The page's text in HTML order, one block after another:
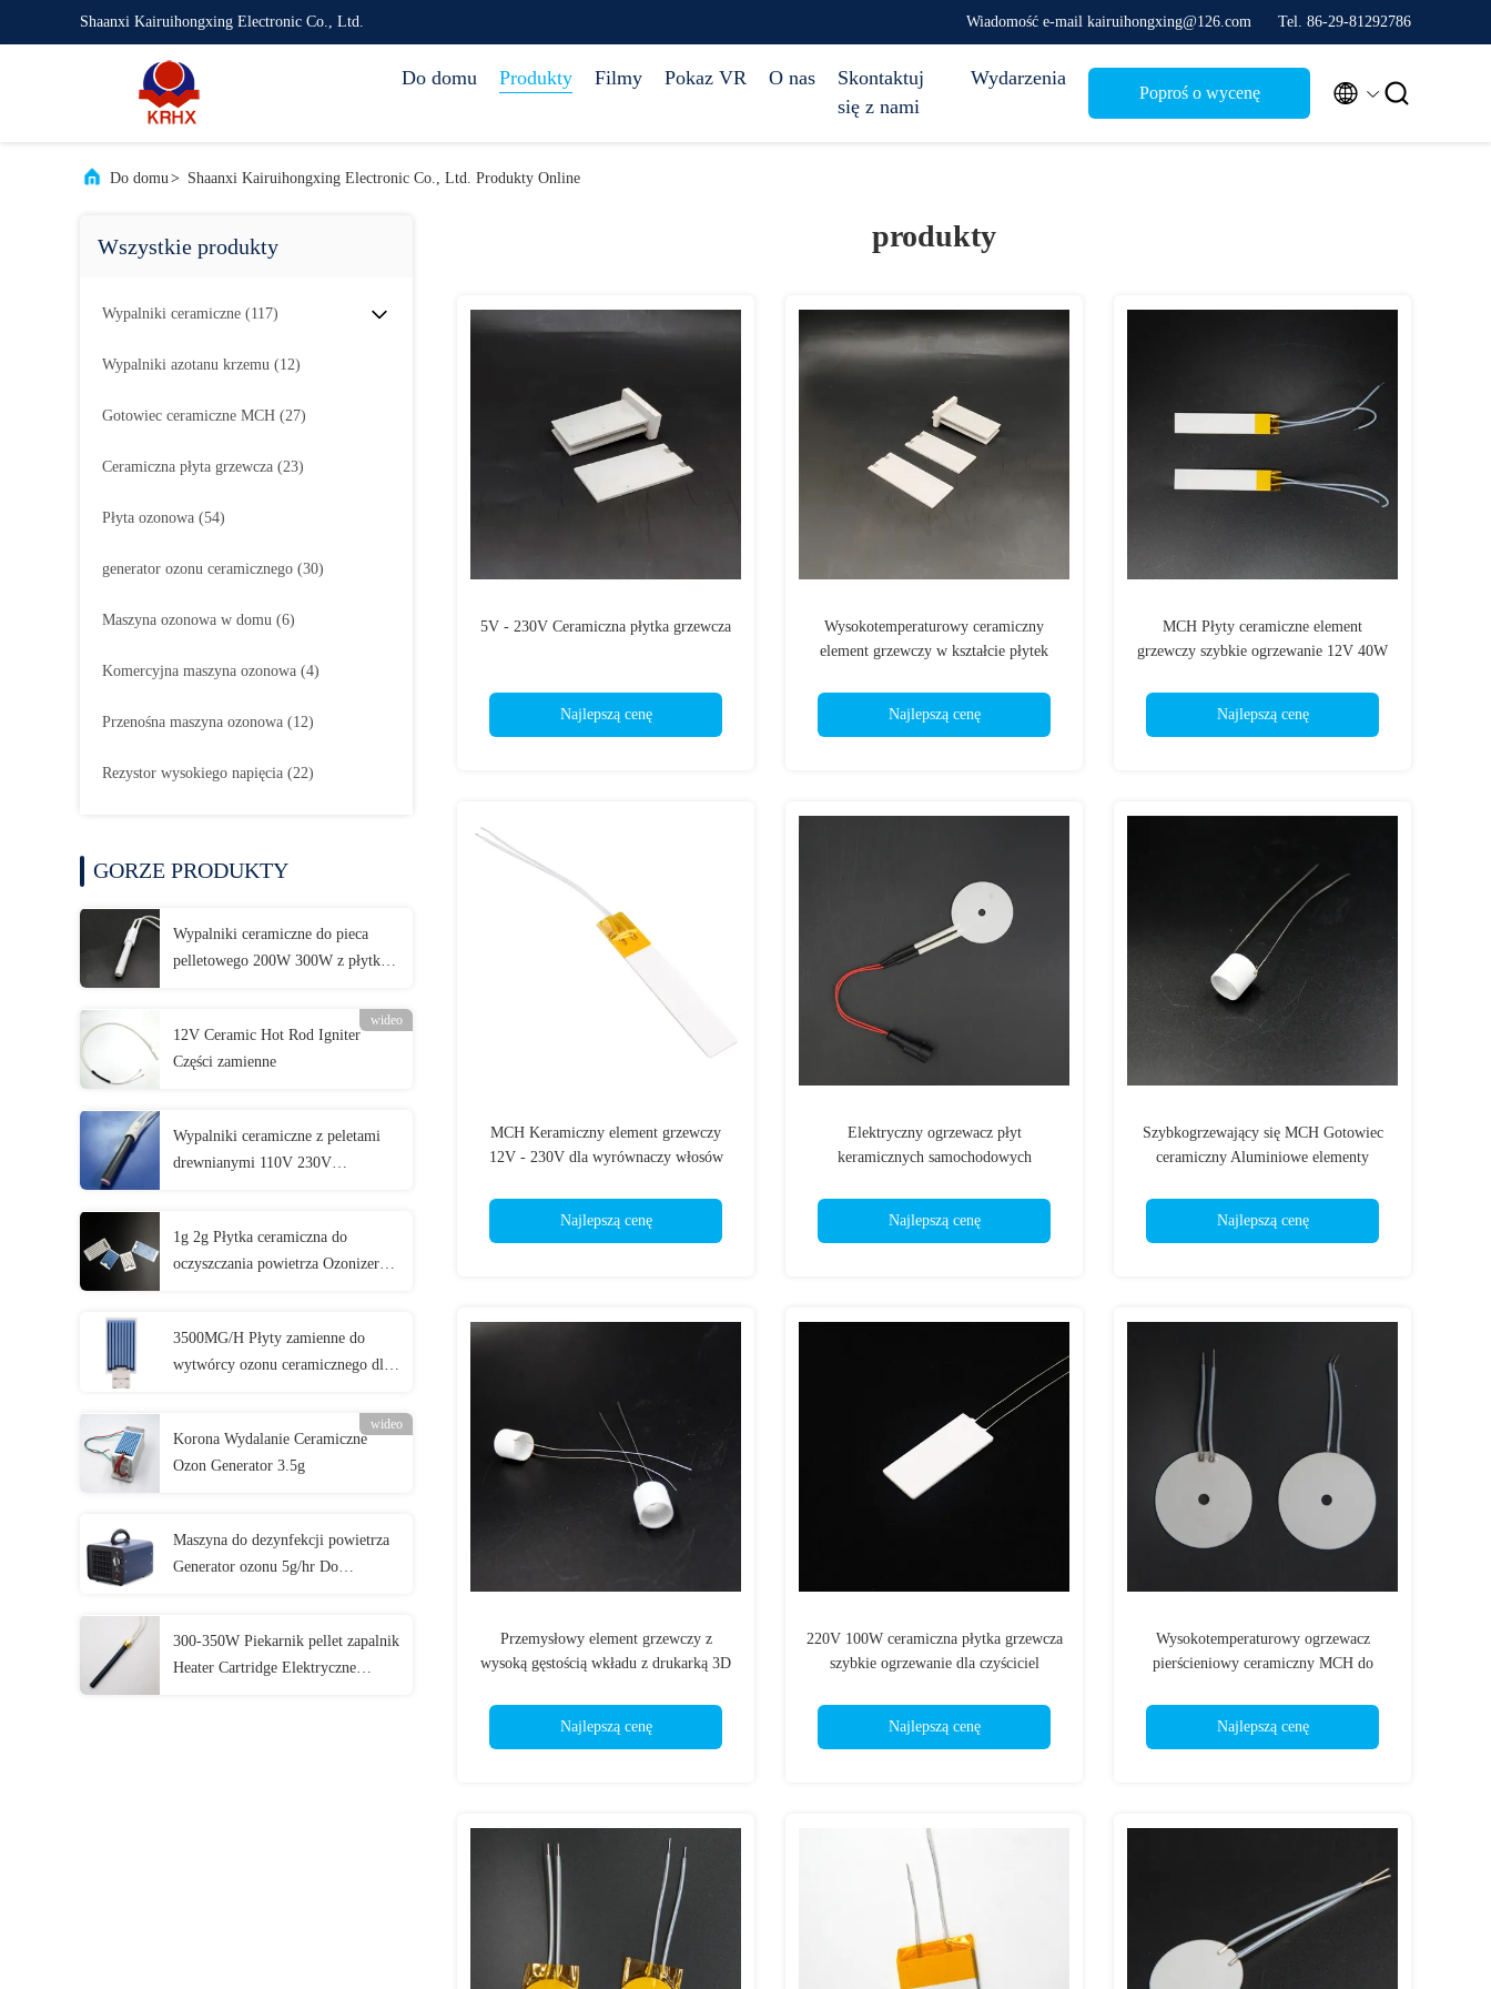
Shaanxi Kairuihongxing Electronic Co., Ltd. Wiadomość e-mail kairuihongxing@126.com Tel. 86-29-81292786
Do domu Produkty Filmy Pokaz VR O nas
Skontaktuj
się z nami
Wydarzenia
Poproś o wycenę  
Do domu> Shaanxi Kairuihongxing Electronic Co., Ltd. Produkty Online
Wszystkie produkty
Wypalniki ceramiczne (117)
Wypalniki azotanu krzemu (12)
Gotowiec ceramiczne MCH (27)
Ceramiczna płyta grzewcza (23)
Płyta ozonowa (54)
generator ozonu ceramicznego (30)
Maszyna ozonowa w domu (6)
Komercyjna maszyna ozonowa (4)
Przenośna maszyna ozonowa (12)
Rezystor wysokiego napięcia (22)
GORZE PRODUKTY
Wypalniki ceramiczne do pieca
pelletowego 200W 300W z płytką
wideo
12V Ceramic Hot Rod Igniter
Części zamienne
Wypalniki ceramiczne z peletami
drewnianymi 110V 230V
1g 2g Płytka ceramiczna do
oczyszczania powietrza Ozonizer
3500MG/H Płyty zamienne do
wytwórcy ozonu ceramicznego dla
wideo
Korona Wydalanie Ceramiczne
Ozon Generator 3.5g
Maszyna do dezynfekcji powietrza
Generator ozonu 5g/hr Do
300-350W Piekarnik pellet zapalnik
Heater Cartridge Elektryczne
produkty
5V - 230V Ceramiczna płytka grzewcza
Najlepszą cenę
Wysokotemperaturowy ceramiczny
element grzewczy w kształcie płytek
Najlepszą cenę
MCH Płyty ceramiczne element
grzewczy szybkie ogrzewanie 12V 40W
Najlepszą cenę
MCH Keramiczny element grzewczy
12V - 230V dla wyrównaczy włosów
Najlepszą cenę
Elektryczny ogrzewacz płyt
keramicznych samochodowych
Najlepszą cenę
Szybkogrzewający się MCH Gotowiec
ceramiczny Aluminiowe elementy
Najlepszą cenę
Przemysłowy element grzewczy z
wysoką gęstością wkładu z drukarką 3D
Najlepszą cenę
220V 100W ceramiczna płytka grzewcza
szybkie ogrzewanie dla czyściciel
Najlepszą cenę
Wysokotemperaturowy ogrzewacz
pierścieniowy ceramiczny MCH do
Najlepszą cenę